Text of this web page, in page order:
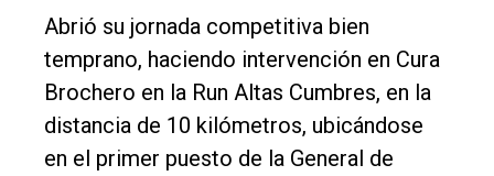
Contacto
Abrió su jornada competitiva bien
temprano, haciendo intervención en Cura
Brochero en la Run Altas Cumbres, en la
distancia de 10 kilómetros, ubicándose
en el primer puesto de la General de